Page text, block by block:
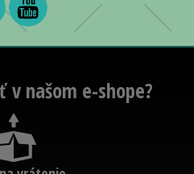
v našom e-shope?